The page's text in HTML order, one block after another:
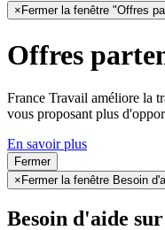
× Fermer la fenêtre "Offres
Offres
France Travail améliore la
vous proposant plus
En savoir plus
Fermer
× Fermer la fenêtre Besoin
Besoin d'aide